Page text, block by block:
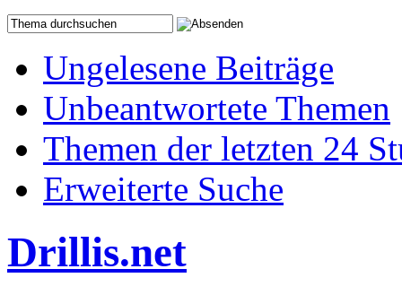
Ungelesene Beiträge
Unbeantwortete Themen
Themen der letzten 24
Erweiterte Suche
Drillis.net